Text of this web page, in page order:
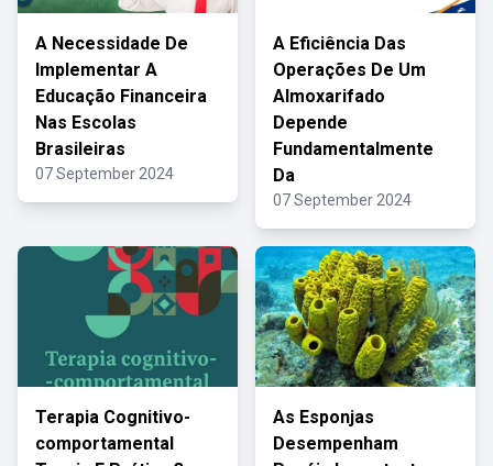
A Necessidade De
Implementar A
Educação Financeira
Nas Escolas
Brasileiras
07 September 2024
A Eficiência Das
Operações De Um
Almoxarifado
Depende
Fundamentalmente
Da
07 September 2024
Terapia Cognitivo-
comportamental
As Esponjas
Desempenham